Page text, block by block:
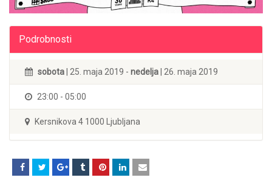
Podrobnosti
sobota| 25. maja 2019 - nedelja| 26. maja 2019
23:00 - 05:00
Kersnikova 4 1000 Ljubljana